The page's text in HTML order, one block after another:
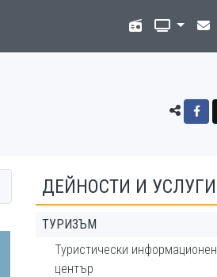
ДЕЙНОСТИ И УСЛУГИ
ТУРИЗЪМ
Туристически информационен
център